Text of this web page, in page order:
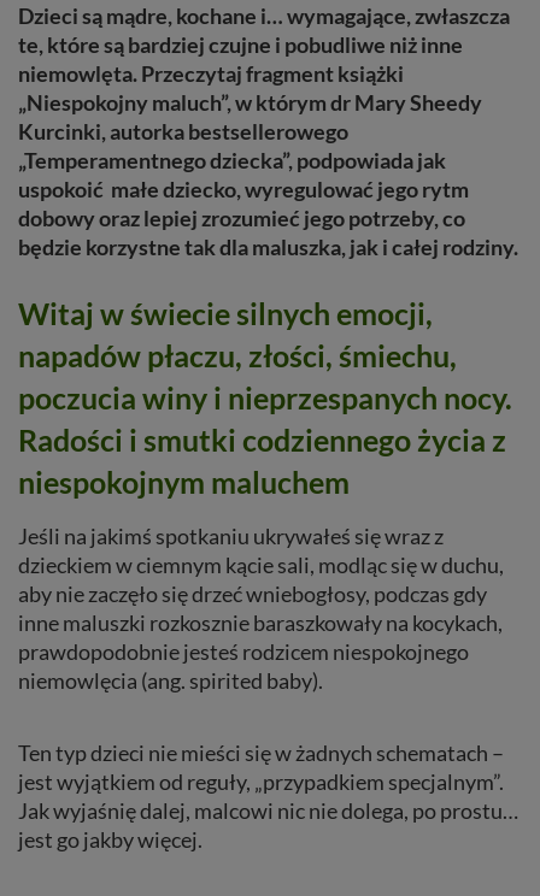
Dzieci są mądre, kochane i… wymagające, zwłaszcza
te, które są bardziej czujne i pobudliwe niż inne
niemowlęta. Przeczytaj fragment książki
„Niespokojny maluch”, w którym dr Mary Sheedy
Kurcinki, autorka bestsellerowego
„Temperamentnego dziecka”, podpowiada jak
uspokoić małe dziecko, wyregulować jego rytm
dobowy oraz lepiej zrozumieć jego potrzeby, co
będzie korzystne tak dla maluszka, jak i całej rodziny.
Witaj w świecie silnych emocji,
napadów płaczu, złości, śmiechu,
poczucia winy i nieprzespanych nocy.
Radości i smutki codziennego życia z
niespokojnym maluchem
Jeśli na jakimś spotkaniu ukrywałeś się wraz z
dzieckiem w ciemnym kącie sali, modląc się w duchu,
aby nie zaczęło się drzeć wniebogłosy, podczas gdy
inne maluszki rozkosznie baraszkowały na kocykach,
prawdopodobnie jesteś rodzicem niespokojnego
niemowlęcia (ang. spirited baby).
Ten typ dzieci nie mieści się w żadnych schematach –
jest wyjątkiem od reguły, „przypadkiem specjalnym”.
Jak wyjaśnię dalej, malcowi nic nie dolega, po prostu…
jest go jakby więcej.